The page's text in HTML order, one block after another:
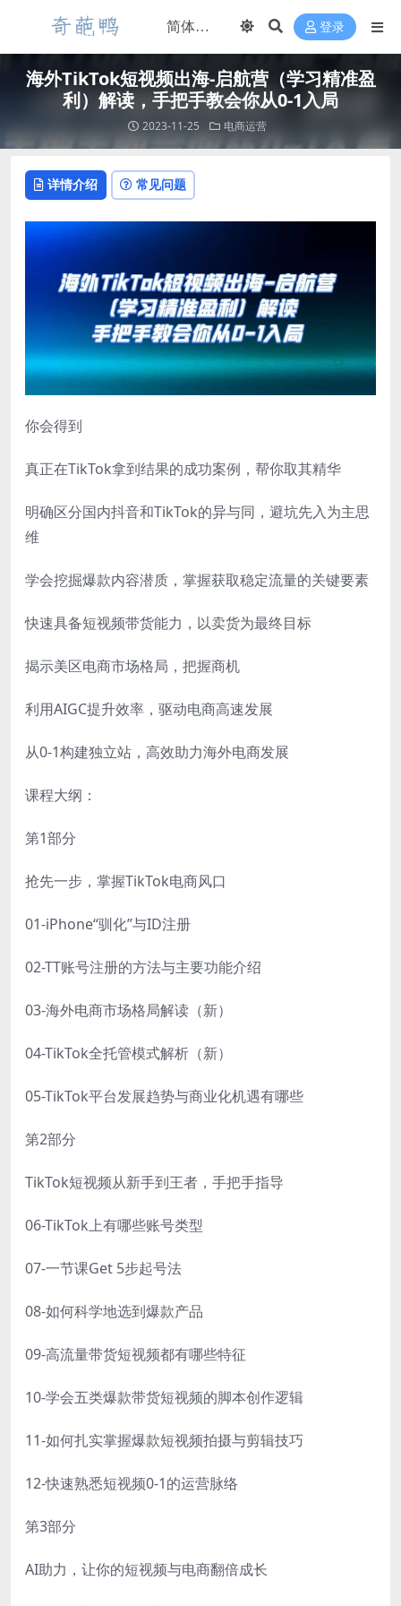
登录
海外TikTok短视频出海-启航营（学习精准盈
利）解读，手把手教会你从0-1入局
2023-11-25 电商运营
详情介绍 常见问题
你会得到
真正在TikTok拿到结果的成功案例，帮你取其精华
明确区分国内抖音和TikTok的异与同，避坑先入为主思
维
学会挖掘爆款内容潜质，掌握获取稳定流量的关键要素
快速具备短视频带货能力，以卖货为最终目标
揭示美区电商市场格局，把握商机
利用AIGC提升效率，驱动电商高速发展
从0-1构建独立站，高效助力海外电商发展
课程大纲：
第1部分
抢先一步，掌握TikTok电商风口
01-iPhone“驯化”与ID注册
02-TT账号注册的方法与主要功能介绍
03-海外电商市场格局解读（新）
04-TikTok全托管模式解析（新）
05-TikTok平台发展趋势与商业化机遇有哪些
第2部分
TikTok短视频从新手到王者，手把手指导
06-TikTok上有哪些账号类型
07-一节课Get 5步起号法
08-如何科学地选到爆款产品
09-高流量带货短视频都有哪些特征
10-学会五类爆款带货短视频的脚本创作逻辑
11-如何扎实掌握爆款短视频拍摄与剪辑技巧
12-快速熟悉短视频0-1的运营脉络
第3部分
AI助力，让你的短视频与电商翻倍成长